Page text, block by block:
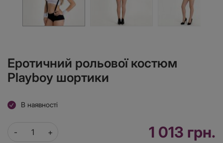
Еротичний рольової костюм
Playboy шортики
В наявності
1 013 грн.